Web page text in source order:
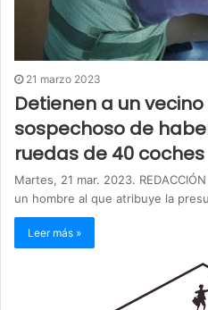
21 marzo 2023
Detienen a un
sospechoso de
ruedas de 40 coches
Martes, 21 mar. 2023.
un hombre al que atribuye la
Leer más »